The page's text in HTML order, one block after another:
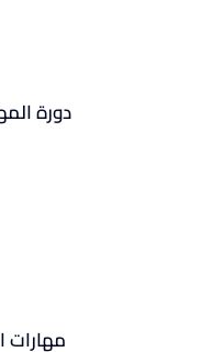
دورة
مهارات